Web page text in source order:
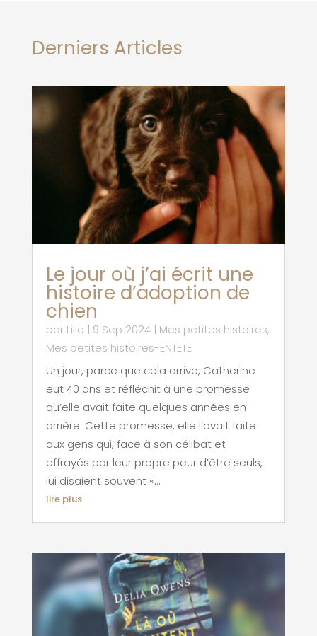
Derniers Articles
Le jour où j’ai écrit une
histoire d’adoption de
chien
par Lilie | 9 Sep 2024| Mes petites histoires,
Mes petites histoires-ENTETE
Un jour, parce que cela arrive, Catherine
eut 40 ans et réfléchit à une promesse
qu’elle avait faite quelques années en
arrière. Cette promesse, elle l’avait faite
aux gens qui, face à son célibat et
effrayés par leur propre peur d’être seuls,
lui disaient souvent «...
lire plus